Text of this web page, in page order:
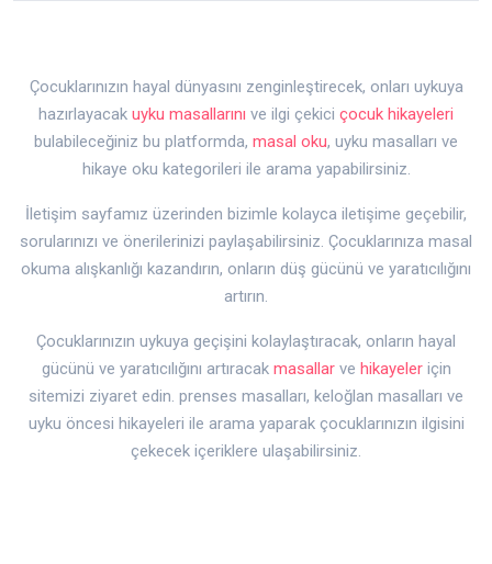
Çocuklarınızın hayal dünyasını zenginleştirecek, onları uykuya
hazırlayacak uyku masallarını ve ilgi çekici çocuk hikayeleri
bulabileceğiniz bu platformda, masal oku, uyku masalları ve
hikaye oku kategorileri ile arama yapabilirsiniz.
İletişim sayfamız üzerinden bizimle kolayca iletişime geçebilir,
sorularınızı ve önerilerinizi paylaşabilirsiniz. Çocuklarınıza masal
okuma alışkanlığı kazandırın, onların düş gücünü ve yaratıcılığını
artırın.
Çocuklarınızın uykuya geçişini kolaylaştıracak, onların hayal
gücünü ve yaratıcılığını artıracak masallarve hikayeleriçin
sitemizi ziyaret edin. prenses masalları, keloğlan masalları ve
uyku öncesi hikayeleri ile arama yaparak çocuklarınızın ilgisini
çekecek içeriklere ulaşabilirsiniz.